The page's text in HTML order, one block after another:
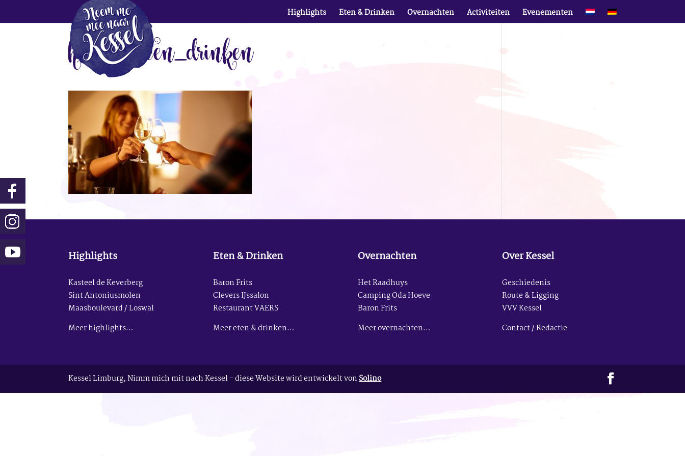
Highlights Eten & Drinken Overnachten Activiteiten Evenementen
header_eten_drinken
Highlights
Kasteel de Keverberg
Sint Antoniusmolen
Maasboulevard / Loswal
Meer highlights…
Eten & Drinken
Baron Frits
Clevers IJssalon
Restaurant VAERS
Meer eten & drinken…
Overnachten
Het Raadhuys
Camping Oda Hoeve
Baron Frits
Meer overnachten…
Over Kessel
Geschiedenis
Route & Ligging
VVV Kessel
Contact / Redactie
Kessel Limburg, Nimm mich mit nach Kessel - diese Website wird entwickelt vonSolino